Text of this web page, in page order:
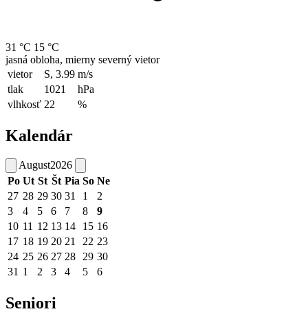
31 °C 15 °C
jasná obloha, mierny severný vietor
vietor
S, 3.99 m/s
tlak
1021
hPa
vlhkosť 22 %
Kalendár
August2026
Po Ut St Št Pia So Ne
27 28 29 30 31 1
2
3
4 5 6 7 8
9
10 11 12 13 14 15 16
17 18 19 20 21 22 23
24 25 26 27 28 29 30
31 1 2 3 4 5 6
Seniori